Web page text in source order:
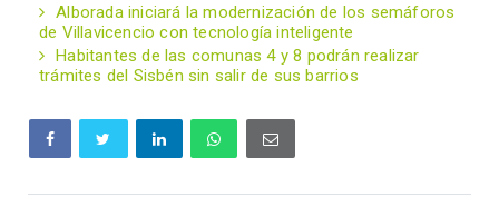
Alborada iniciará la modernización de los semáforos
de Villavicencio con tecnología inteligente
Habitantes de las comunas 4 y 8 podrán realizar
trámites del Sisbén sin salir de sus barrios